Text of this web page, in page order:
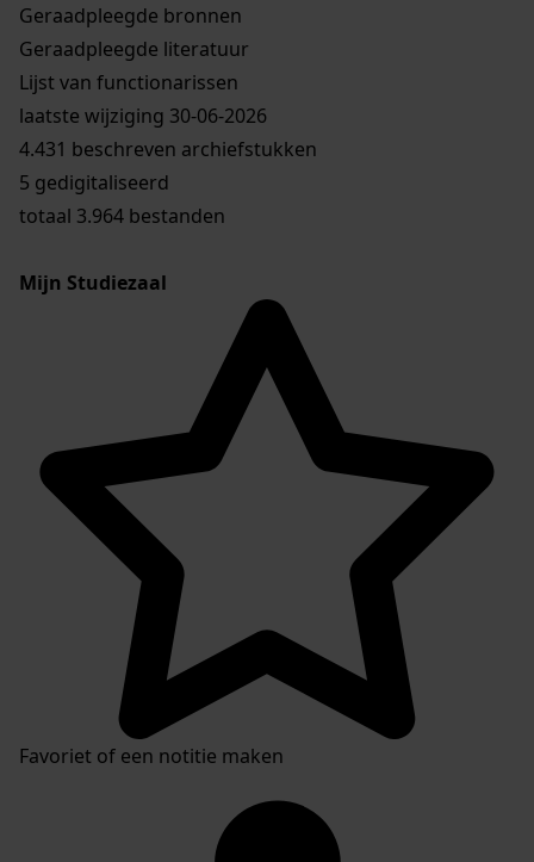
Geraadpleegde bronnen
Geraadpleegde literatuur
Lijst van functionarissen
laatste wijziging 30-06-2026
4.431 beschreven archiefstukken
5 gedigitaliseerd
totaal 3.964 bestanden
Mijn Studiezaal
Favoriet of een notitie maken